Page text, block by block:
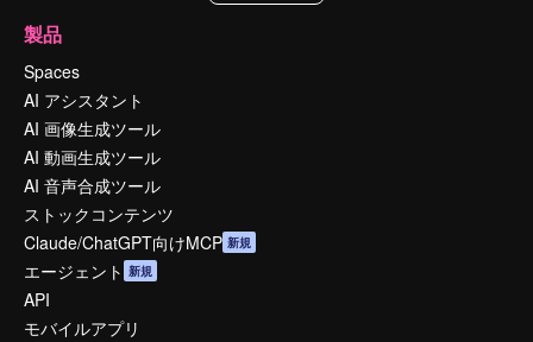
製品
Spaces
AI アシスタント
AI 画像生成ツール
AI 動画生成ツール
AI 音声合成ツール
ストックコンテンツ
Claude/ChatGPT向けMCP 新規
エージェント 新規
API
モバイルアプリ